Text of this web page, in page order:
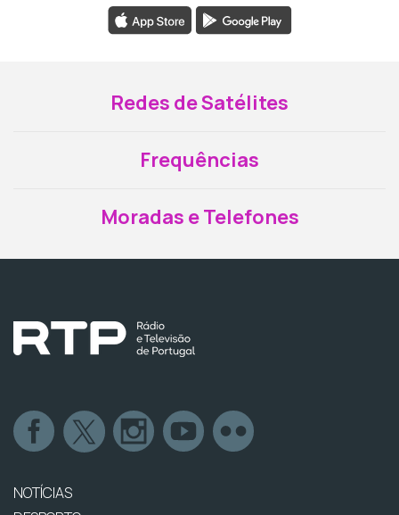
Redes de Satélites
Frequências
Moradas e Telefones
NOTÍCIAS